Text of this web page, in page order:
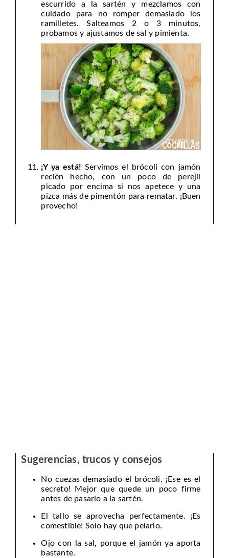
escurrido a la sartén y mezclamos con
cuidado para no romper demasiado los
ramilletes. Salteamos 2 o 3 minutos,
probamos y ajustamos de sal y pimienta.
¡Y ya está! Servimos el brócoli con jamón
recién hecho, con un poco de perejil
picado por encima si nos apetece y una
pizca más de pimentón para rematar. ¡Buen
provecho!
Sugerencias, trucos y consejos
No cuezas demasiado el brócoli. ¡Ese es el
secreto! Mejor que quede un poco firme
antes de pasarlo a la sartén.
El tallo se aprovecha perfectamente. ¡Es
comestible! Solo hay que pelarlo.
Ojo con la sal, porque el jamón ya aporta
bastante.